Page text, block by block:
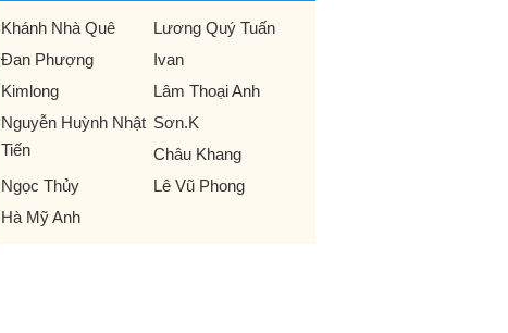
Khánh Nhà Quê
Lương Quý Tuấn
Đan Phượng
Ivan
Kimlong
Lâm Thoại Anh
Nguyễn Huỳnh Nhật
Tiến
Sơn.K
Châu Khang
Ngọc Thủy
Lê Vũ Phong
Hà Mỹ Anh